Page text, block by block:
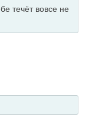
течёт вовсе не